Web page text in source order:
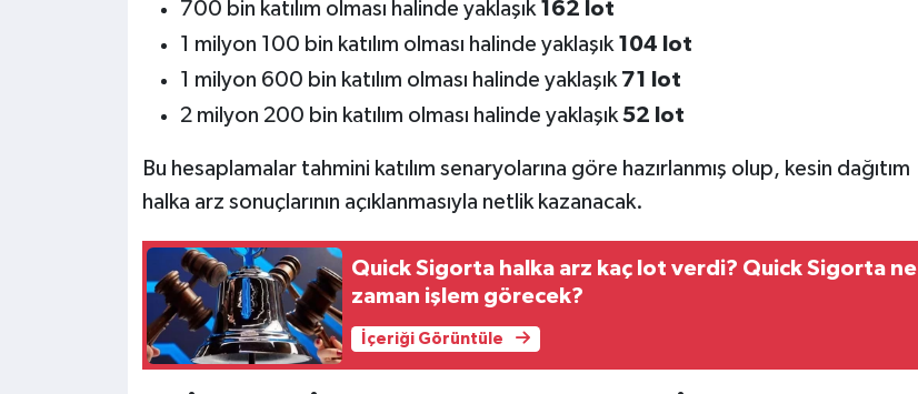
700 bin katılım olması halinde yaklaşık 162 lot
1 milyon 100 bin katılım olması halinde yaklaşık 104 lot
1 milyon 600 bin katılım olması halinde yaklaşık 71 lot
2 milyon 200 bin katılım olması halinde yaklaşık52 lot
Bu hesaplamalar tahmini katılım senaryolarına göre hazırlanmış olup, kesin dağıtım
halka arz sonuçlarının açıklanmasıyla netlik kazanacak.
Quick Sigorta halka arz kaç lot verdi? Quick Sigorta ne
zaman işlem görecek?
İçeriği Görüntüle